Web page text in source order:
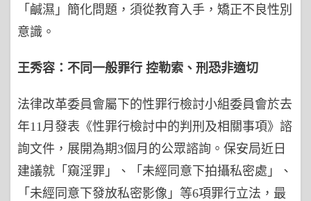
「鹹濕」簡化問題，須從教育入手，矯正不良性別
意識。
王秀容：不同一般罪行 控勒索、刑恐非適切
法律改革委員會屬下的性罪行檢討小組委員會於去
年11月發表《性罪行檢討中的判刑及相關事項》諮
詢文件，展開為期3個月的公眾諮詢。保安局近日
建議就「窺淫罪」、「未經同意下拍攝私密處」、
「未經同意下發放私密影像」等6項罪行立法，最